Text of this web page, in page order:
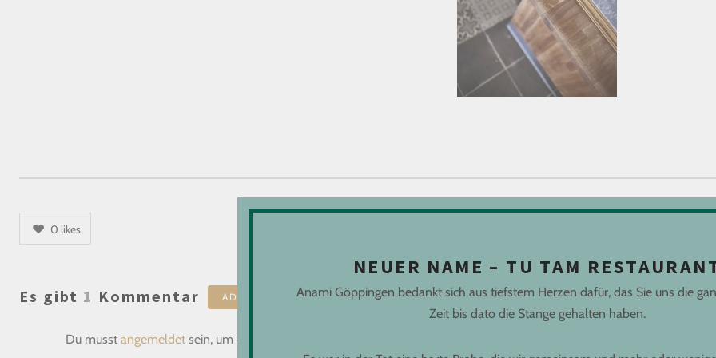
0 likes
Es gibt 1 Kommentar ADD YOURS
Du musst angemeldet sein, um einen Kommentar abzugeben.
NEUER NAME – TU TAM
Anami Göppingen bedankt sich aus tiefstem Herzen dafür, das Sie uns die
Zeit bis dato die Stange gehalten haben.